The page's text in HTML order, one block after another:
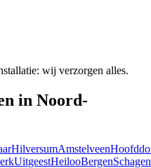
wij verzorgen alles.
in Noord-
HilversumAmstelveen
UitgeestHeilooBergenSchagen